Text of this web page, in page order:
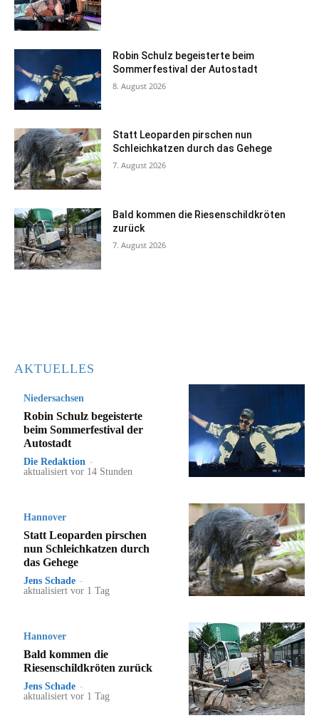
Robin Schulz begeisterte beim
Sommerfestival der Autostadt
8. August 2026
Statt Leoparden pirschen nun
Schleichkatzen durch das Gehege
7. August 2026
Bald kommen die Riesenschildkröten
zurück
7. August 2026
AKTUELLES
Niedersachsen
Robin Schulz begeisterte
beim Sommerfestival der
Autostadt
Die Redaktion -
aktualisiert vor 14 Stunden
Hannover
Statt Leoparden pirschen
nun Schleichkatzen durch
das Gehege
Jens Schade -
aktualisiert vor 1 Tag
Hannover
Bald kommen die
Riesenschildkröten zurück
Jens Schade -
aktualisiert vor 1 Tag